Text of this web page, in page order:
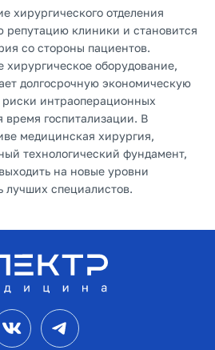
хирургического отделения
репутацию клиники и становится
со стороны пациентов.
хирургическое оборудование,
долгосрочную экономическую
интраоперационных
госпитализации. В
медицинская хирургия,
технологический фундамент,
на новые уровни
лучших специалистов.
VK